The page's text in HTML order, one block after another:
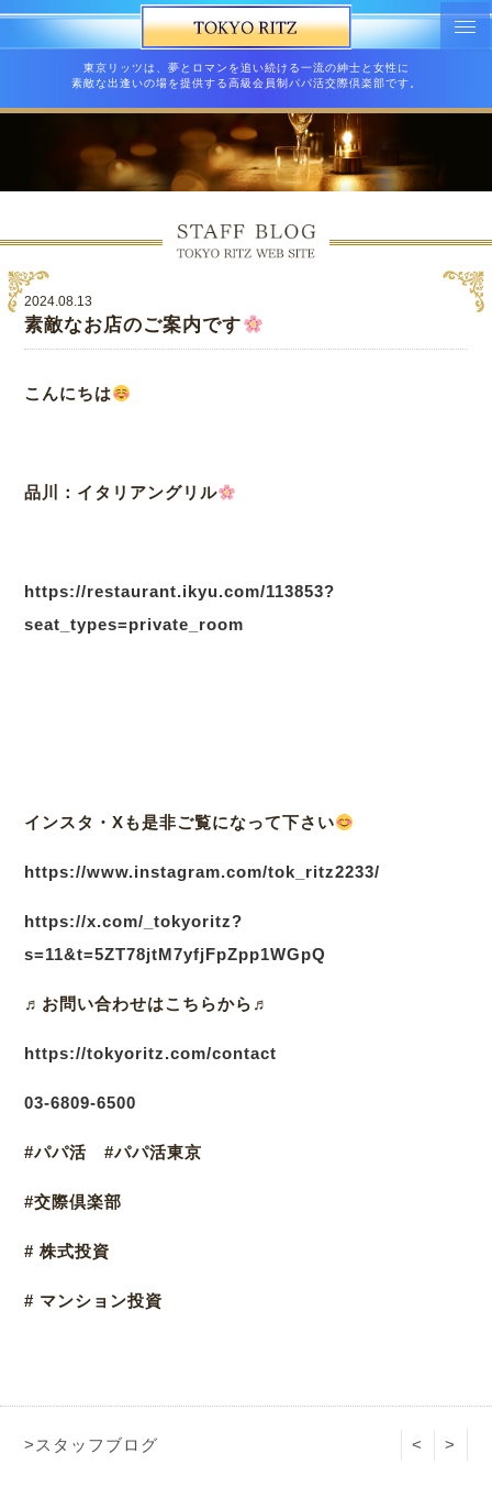
東京リッツは、夢とロマンを追い続ける一流の紳士と女性に
素敵な出逢いの場を提供する高級会員制パパ活交際倶楽部です。
2024.08.13
素敵なお店のご案内です
こんにちは
品川：イタリアングリル
https://restaurant.ikyu.com/113853?
seat_types=private_room
インスタ・Xも是非ご覧になって下さい
https://www.instagram.com/tok_ritz2233/
https://x.com/_tokyoritz?
s=11&t=5ZT78jtM7yfjFpZpp1WGpQ
♬ お問い合わせはこちらから♬
https://tokyoritz.com/contact
03-6809-6500
#パパ活 #パパ活東京
#交際倶楽部
# 株式投資
# マンション投資
>スタッフブログ < >